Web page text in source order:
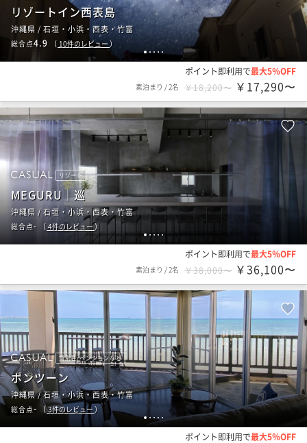
12345
リゾートイン西表島
沖縄県 / 石垣・小浜・西表・竹富
総合点4.9 （ 10件のレビュー）
ポイント即利用で最大5％OFF
素泊まり /2名 ￥18,200〜 ￥17,290〜
1 23 4 5
リゾート
MEGURU｜巡
沖縄県 / 石垣・小浜・西表・竹富
総合点- （ 4件のレビュー）
ポイント即利用で最大5％OFF
素泊まり /2名 ￥38,000〜 ￥36,100〜
1234 5
貸別荘/ペンションなど
ポンツーン
沖縄県 / 石垣・小浜・西表・竹富
総合点- （3件のレビュー）
ポイント即利用で最大5％OFF